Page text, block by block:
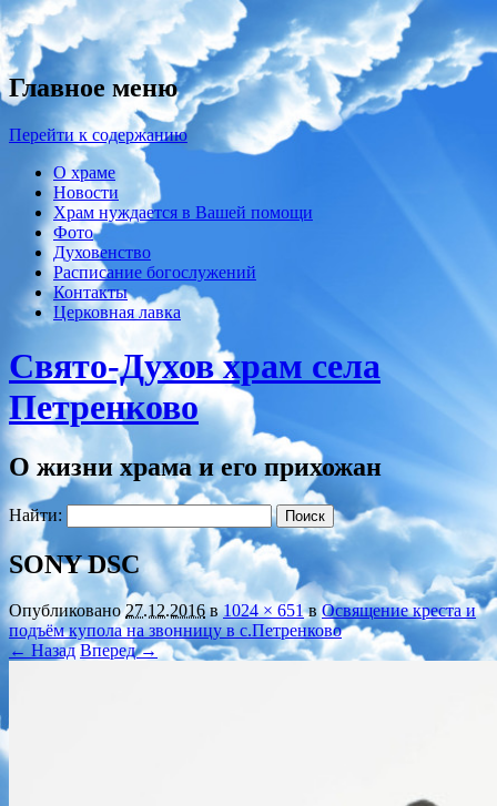
Главное меню
Перейти к содержанию
О храме
Новости
Храм нуждается в Вашей помощи
Фото
Духовенство
Расписание богослужений
Контакты
Церковная лавка
Свято-Духов храм села
Петренково
О жизни храма и его прихожан
Найти:
SONY DSC
Опубликовано27.12.2016в1024 × 651вОсвящение креста и
подъём купола на звонницу в с.Петренково
← Назад Вперед →